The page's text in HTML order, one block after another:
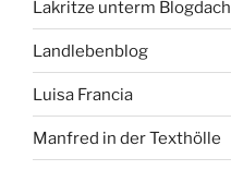
Lakritze unterm Blogdach
Landlebenblog
Luisa Francia
Manfred in der Texthölle